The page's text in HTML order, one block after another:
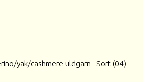
yak/cashmere uldgarn - Sort (04) -